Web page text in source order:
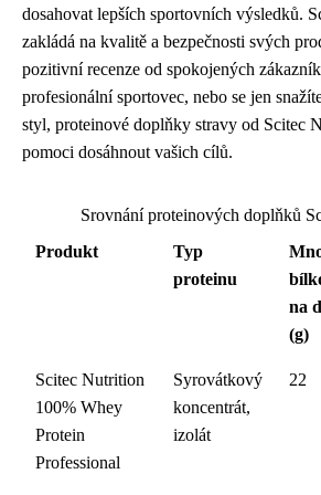
dosahovat lepších sportovních výsledků.
zakládá na kvalitě a bezpečnosti svých
pozitivní recenze od spokojených
profesionální sportovec, nebo se jen
styl, proteinové doplňky stravy od Scitec
pomoci dosáhnout vašich cílů.
Srovnání proteinových doplňků
Produkt
Typ
proteinu
na
(g)
Scitec Nutrition
100% Whey
Protein
Professional
Syrovátkový
koncentrát,
izolát
22